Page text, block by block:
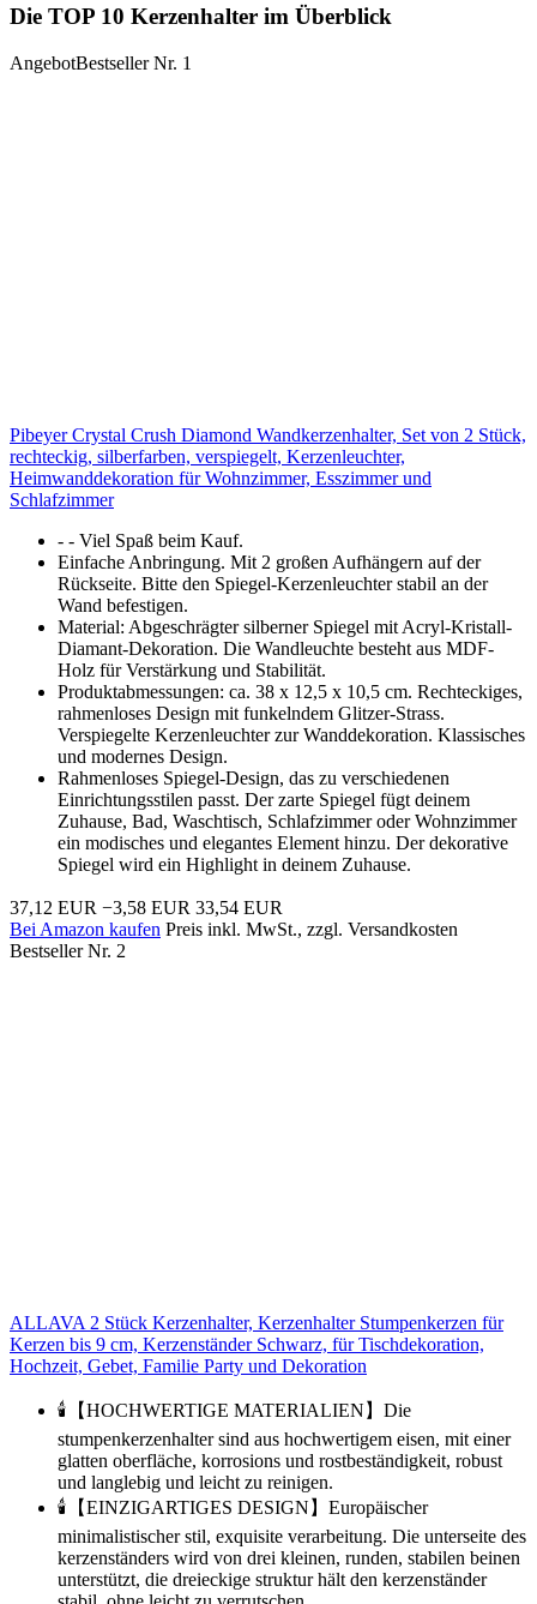
Die TOP 10 Kerzenhalter im Überblick
AngebotBestseller Nr. 1
Pibeyer Crystal Crush Diamond Wandkerzenhalter, Set von 2 Stück,
rechteckig, silberfarben, verspiegelt, Kerzenleuchter,
Heimwanddekoration für Wohnzimmer, Esszimmer und
Schlafzimmer
- - Viel Spaß beim Kauf.
Einfache Anbringung. Mit 2 großen Aufhängern auf der
Rückseite. Bitte den Spiegel-Kerzenleuchter stabil an der
Wand befestigen.
Material: Abgeschrägter silberner Spiegel mit Acryl-Kristall-
Diamant-Dekoration. Die Wandleuchte besteht aus MDF-
Holz für Verstärkung und Stabilität.
Produktabmessungen: ca. 38 x 12,5 x 10,5 cm. Rechteckiges,
rahmenloses Design mit funkelndem Glitzer-Strass.
Verspiegelte Kerzenleuchter zur Wanddekoration. Klassisches
und modernes Design.
Rahmenloses Spiegel-Design, das zu verschiedenen
Einrichtungsstilen passt. Der zarte Spiegel fügt deinem
Zuhause, Bad, Waschtisch, Schlafzimmer oder Wohnzimmer
ein modisches und elegantes Element hinzu. Der dekorative
Spiegel wird ein Highlight in deinem Zuhause.
37,12 EUR −3,58 EUR 33,54 EUR
Bei Amazon kaufen Preis inkl. MwSt., zzgl. Versandkosten
Bestseller Nr. 2
ALLAVA 2 Stück Kerzenhalter, Kerzenhalter Stumpenkerzen für
Kerzen bis 9 cm, Kerzenständer Schwarz, für Tischdekoration,
Hochzeit, Gebet, Familie Party und Dekoration
🕯️【HOCHWERTIGE MATERIALIEN】Die
stumpenkerzenhalter sind aus hochwertigem eisen, mit einer
glatten oberfläche, korrosions und rostbeständigkeit, robust
und langlebig und leicht zu reinigen.
🕯️【EINZIGARTIGES DESIGN】Europäischer
minimalistischer stil, exquisite verarbeitung. Die unterseite des
kerzenständers wird von drei kleinen, runden, stabilen beinen
unterstützt, die dreieckige struktur hält den kerzenständer